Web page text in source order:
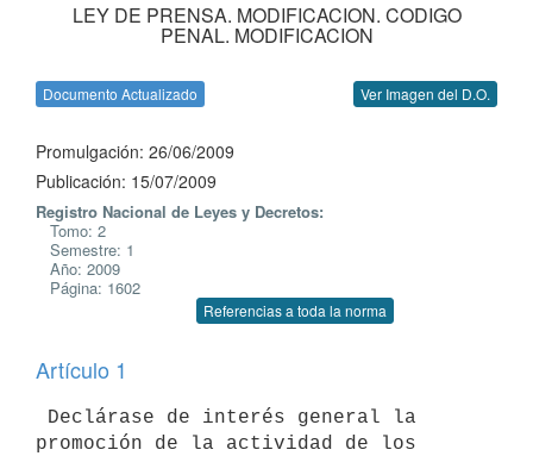
LEY DE PRENSA. MODIFICACION. CODIGO
PENAL. MODIFICACION
Documento Actualizado Ver Imagen del D.O.
Promulgación: 26/06/2009
Publicación: 15/07/2009
Registro Nacional de Leyes y Decretos:
Tomo: 2
Semestre: 1
Año: 2009
Página: 1602
Referencias a toda la norma
Artículo 1
promoción de la actividad de los